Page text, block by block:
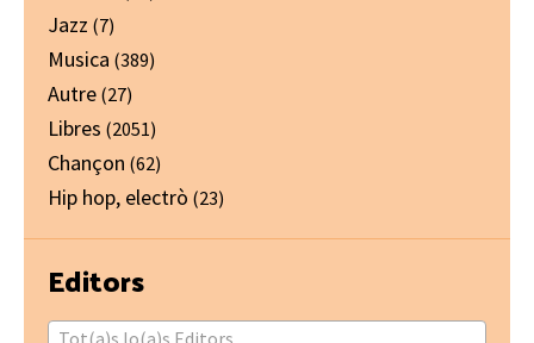
Jazz (7)
Musica (389)
Autre (27)
Libres (2051)
Chançon (62)
Hip hop, electrò (23)
Editors
Tot(a)s lo(a)s Editors